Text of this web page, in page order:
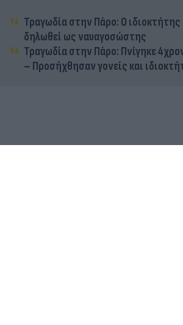
Τραγωδία στην Πάρο: Ο ιδιοκτήτης
δηλωθεί ως ναυαγοσώστης
Τραγωδία στην Πάρο: Πνίγηκε
– Προσήχθησαν γονείς και